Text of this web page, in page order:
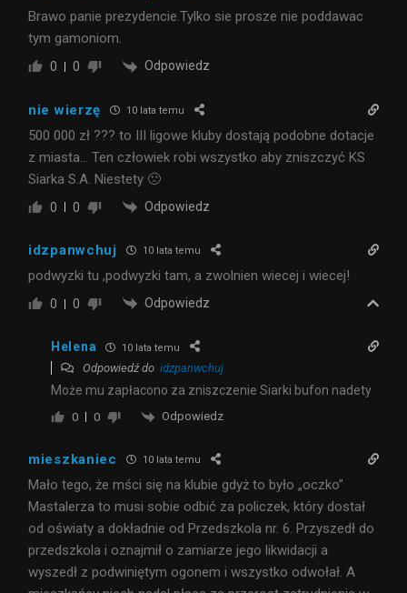
Brawo panie prezydencie.Tylko sie prosze nie poddawac
tym gamoniom.
0 0 Odpowiedz
nie wierzę 10 lata temu
500 000 zł ??? to III ligowe kluby dostają podobne dotacje
z miasta… Ten człowiek robi wszystko aby zniszczyć KS
Siarka S.A. Niestety 🙁
0 0 Odpowiedz
idzpanwchuj 10 lata temu
podwyzki tu ,podwyzki tam, a zwolnien wiecej i wiecej!
0 0 Odpowiedz
Helena 10 lata temu
Odpowiedź do idzpanwchuj
Może mu zapłacono za zniszczenie Siarki bufon nadety
0 0 Odpowiedz
mieszkaniec 10 lata temu
Mało tego, że mści się na klubie gdyż to było „oczko”
Mastalerza to musi sobie odbić za policzek, który dostał
od oświaty a dokładnie od Przedszkola nr. 6. Przyszedł do
przedszkola i oznajmił o zamiarze jego likwidacji a
wyszedł z podwiniętym ogonem i wszystko odwołał. A